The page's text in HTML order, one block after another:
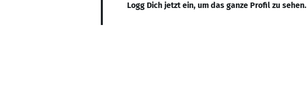
Logg Dich jetzt ein, um das ganze Profil zu sehen.